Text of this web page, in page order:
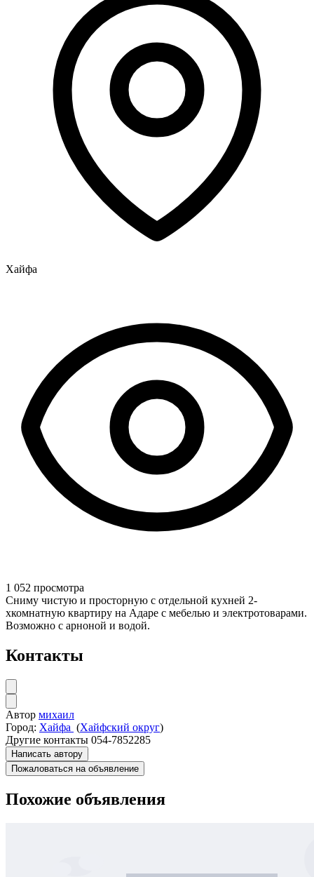
Хайфа
1 052 просмотра
Сниму чистую и просторную с отдельной кухней 2-
хкомнатную квартиру на Адаре с мебелью и электротоварами.
Возможно с арноной и водой.
Контакты
Автор михаил
Город: Хайфа (Хайфский округ)
Другие контакты 054-7852285
Написать автору
Пожаловаться на объявление
Похожие объявления